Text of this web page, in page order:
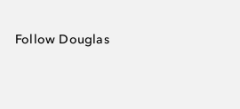
Follow Douglas